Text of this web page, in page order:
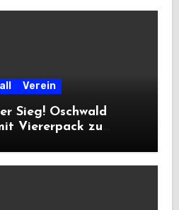
Verein
Sieg! Oschwald
Viererpack zu